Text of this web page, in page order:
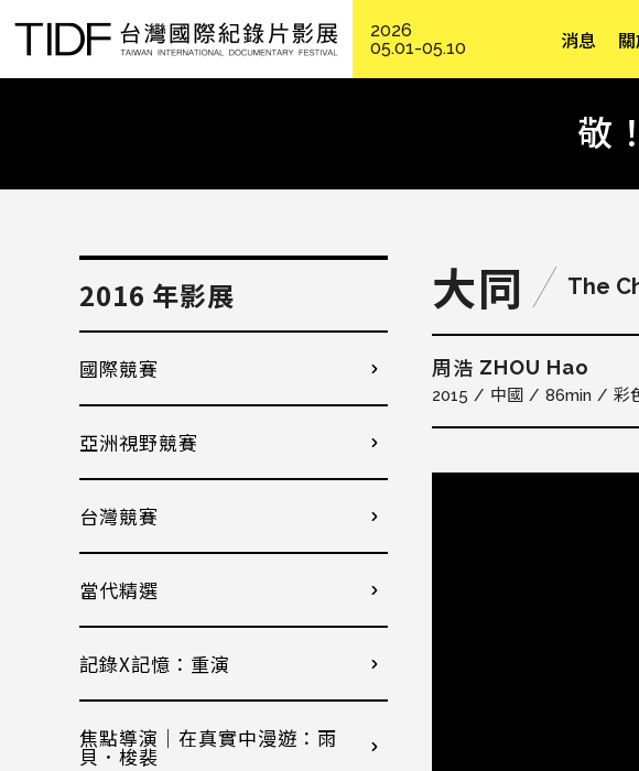
2026
05.01-05.10
消息
敬
大同 The
周浩 ZHOU Hao
2015 中國 86min 彩
2016 年影展
國際競賽
亞洲視野競賽
台灣競賽
當代精選
記錄X記憶：重演
焦點導演｜在真實中漫遊：雨
貝．梭裴